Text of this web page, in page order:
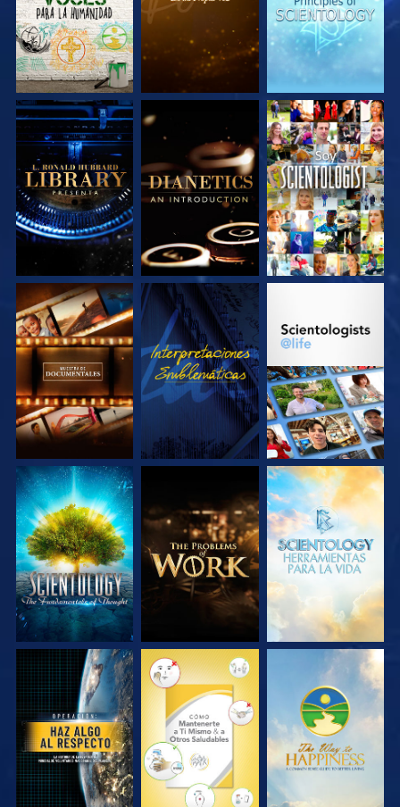
EXPLORA LAS
SERIES
EXPLORA LAS
SERIES
VE
EXPLORA LAS
SERIES
VE
EXPLORA LAS
EXPLORA LAS
SERIES
EXPLORA LAS
SERIES
EXPLORA LAS
SERIES
VE VE VE